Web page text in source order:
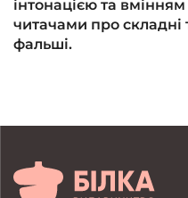
інтонацією та
читачами про
фальші.